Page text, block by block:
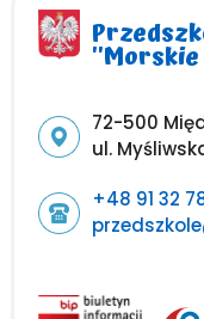
Adres
72-500
ul.
+48 91 32